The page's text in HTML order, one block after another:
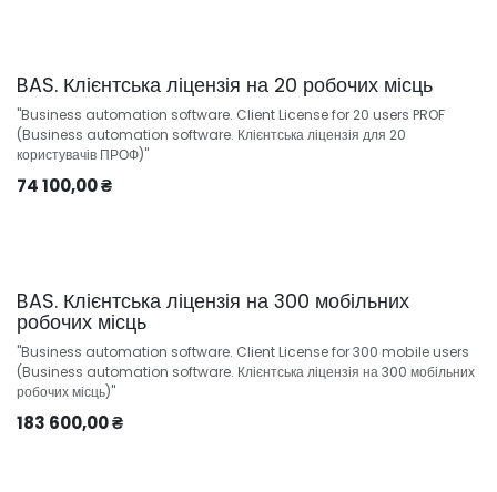
BAS. Клієнтська ліцензія на 20 робочих місць
"Business automation software. Client License for 20 users PROF
(Business automation software. Клієнтська ліцензія для 20
користувачів ПРОФ)"
74 100,00₴
BAS. Клієнтська ліцензія на 300 мобільних
робочих місць
"Business automation software. Client License for 300 mobile users
(Business automation software. Клієнтська ліцензія на 300 мобільних
робочих місць)"
183 600,00₴